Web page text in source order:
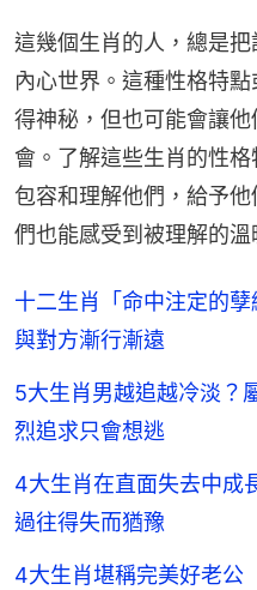
這幾個生肖的人，總是
內心世界。這種性格特
得神秘，但也可能會讓
會。了解這些生肖的性
包容和理解他們，給予
們也能感受到被理解的溫
十二生肖「命中注定的
與對方漸行漸遠
5大生肖男越追越冷淡
烈追求只會想逃
4大生肖在直面失去中
過往得失而猶豫
4大生肖堪稱完美好老